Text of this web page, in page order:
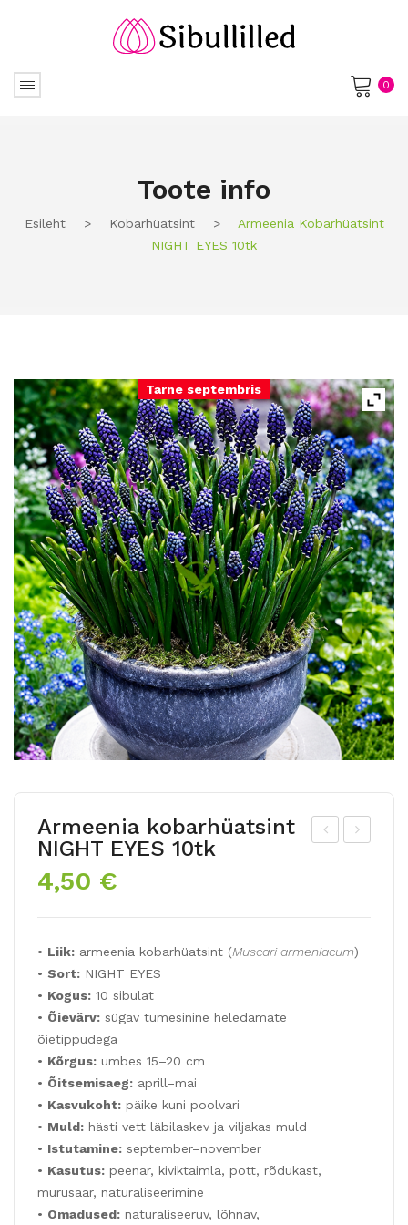
0
Toote info
Esileht > Kobarhüatsint >
Armeenia Kobarhüatsint
NIGHT EYES 10tk
Tarne septembris
PU
CK
Armeenia kobarhüatsint
NIGHT EYES 10tk
4,50 €
• Liik: armeenia kobarhüatsint (Muscari armeniacum)
• Sort: NIGHT EYES
• Kogus: 10 sibulat
• Õievärv: sügav tumesinine heledamate
õietippudega
• Kõrgus: umbes 15–20 cm
• Õitsemisaeg: aprill–mai
• Kasvukoht: päike kuni poolvari
• Muld: hästi vett läbilaskev ja viljakas muld
• Istutamine: september–november
• Kasutus: peenar, kiviktaimla, pott, rõdukast,
murusaar, naturaliseerimine
• Omadused: naturaliseeruv, lõhnav,